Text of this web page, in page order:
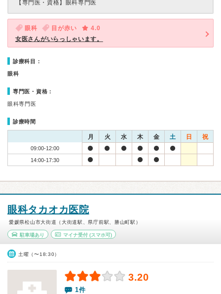
【専門医・資格】 眼科専門医
眼科 目が赤い
4.0
女医さんがいらっしゃいます。
診療科目：
眼科
専門医・資格：
眼科専門医
診療時間
月 火 水 木 金 土 日 祝
09:00-12:00
14:00-17:30
眼科タカオカ医院
愛媛県松山市大街道（大街道駅、県庁前駅、勝山町駅）
駐車場あり マイナ受付(スマホ可)
土曜（〜18:30）
3.20
1件